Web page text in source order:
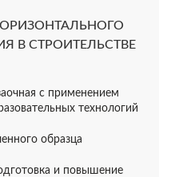
В СТРОИТЕЛЬСТВЕ
с применением
технологий
образца
и повышение